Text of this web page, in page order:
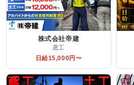
株式会社帝建
鳶工
日給15,000円〜